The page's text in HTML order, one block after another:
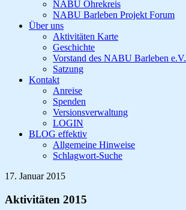
NABU Ohrekreis
NABU Barleben Projekt Forum
Über uns
Aktivitäten Karte
Geschichte
Vorstand des NABU Barleben e.V.
Satzung
Kontakt
Anreise
Spenden
Versionsverwaltung
LOGIN
BLOG effektiv
Allgemeine Hinweise
Schlagwort-Suche
17. Januar 2015
Aktivitäten 2015